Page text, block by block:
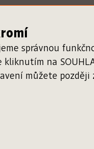
správnou
na
můžete později